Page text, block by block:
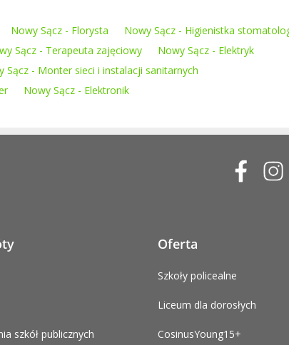
Nowy Sącz - Florysta
Nowy Sącz - Higienistka
Sącz - Terapeuta zajęciowy
Nowy Sącz - Elektryk
Sącz - Monter sieci i instalacji sanitarnych
Nowy Sącz - Elektronik
szkół publicznych
Oferta
Szkoły policealne
Liceum dla dorosłych
CosinusYoung15+